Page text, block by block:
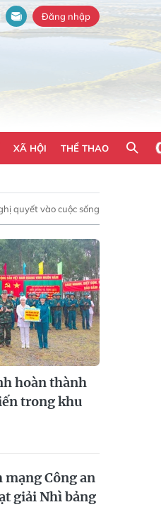
Đăng nhập
XÃ HỘI THỂ THAO
quyết vào cuộc sống
hoàn thành
trong khu
Công an
giải Nhì bảng